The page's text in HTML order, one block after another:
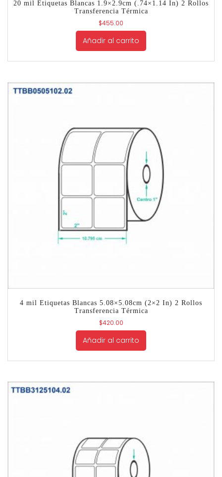
20 mil Etiquetas Blancas 1.9×2.9cm (.74×1.14 In) 2 Rollos
Transferencia Térmica
$455.00
Añadir al carrito
4 mil Etiquetas Blancas 5.08×5.08cm (2×2 In) 2 Rollos
Transferencia Térmica
$420.00
Añadir al carrito